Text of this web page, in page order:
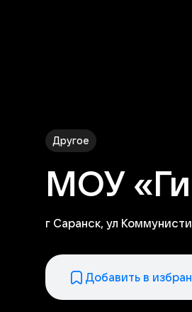
Другое
МОУ
г Саранск, ул
Добавить в